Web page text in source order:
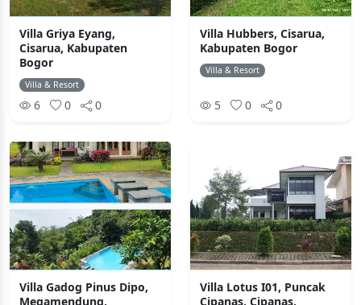
Villa Griya Eyang,
Cisarua, Kabupaten
Bogor
Villa & Resort
6 0 0
Villa Hubbers, Cisarua,
Kabupaten Bogor
Villa & Resort
5 0 0
Villa Gadog Pinus Dipo,
Megamendung,
Villa Lotus I01, Puncak
Cipanas, Cipanas,